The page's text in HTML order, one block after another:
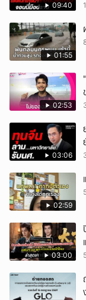
09:40
01:55
02:53
03:06
02:59
03:00